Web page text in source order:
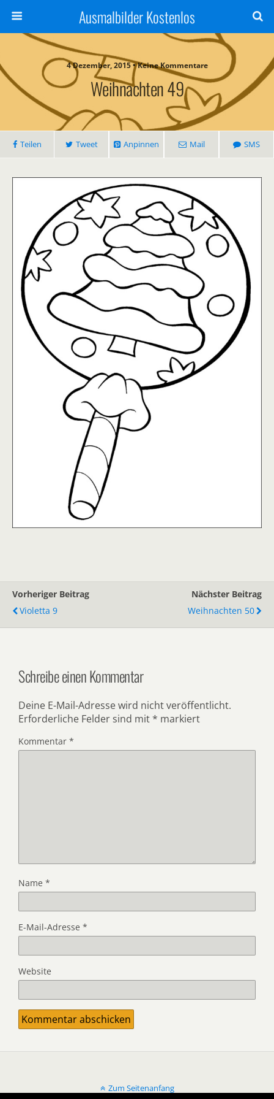
Ausmalbilder Kostenlos
4 Dezember, 2015 • Keine Kommentare
Weihnachten 49
Teilen Tweet Anpinnen Mail SMS
Vorheriger Beitrag
Violetta 9
Nächster Beitrag
Weihnachten 50
Schreibe einen Kommentar
Deine E-Mail-Adresse wird nicht veröffentlicht.
Erforderliche Felder sind mit * markiert
Kommentar *
Name *
E-Mail-Adresse *
Website
Zum Seitenanfang